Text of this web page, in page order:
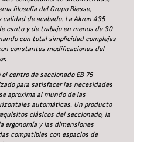
filosofía del Grupo Biesse,
de acabado. La Akron 435
canto y de trabajo en menos de 30
con total simplicidad complejas
constantes modificaciones del
centro de seccionado EB 75
para satisfacer las necesidades
aproxima al mundo de las
automáticas. Un producto
clásicos del seccionado, la
ergonomía y las dimensiones
compatibles con espacios de